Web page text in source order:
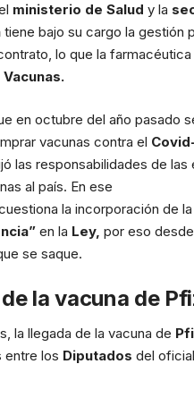
ministerio de Salud y la
tiene bajo su cargo la gestión
lo que la
en octubre del año pasado
vacunas contra el
las responsabilidades de las
al país. En ese
la incorporación de la
en la Ley, por eso
se saque.
la vacuna de
la llegada de la vacuna de
entre los Diputados del